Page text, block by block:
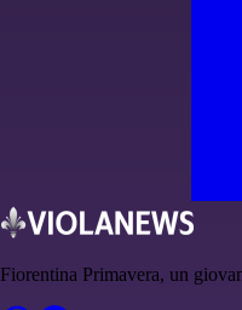
Fiorentina Primavera, un